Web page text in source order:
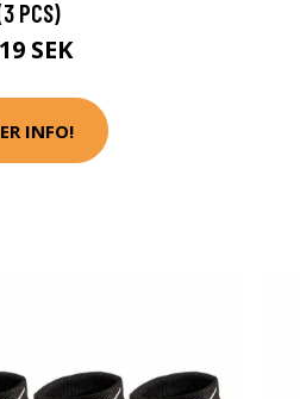
PCS)
SEK
INFO!